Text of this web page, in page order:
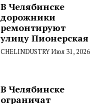
В Челябинске
дорожники
ремонтируют
улицу Пионерская
CHELINDUSTRYИюл 31, 2026
В Челябинске
ограничат